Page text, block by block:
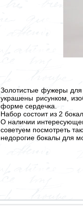
Золотистые фужеры для
украшены рисунком,
форме сердечка.
Набор состоит из 2
О наличии
советуем посмотреть
недорогие бокалы для